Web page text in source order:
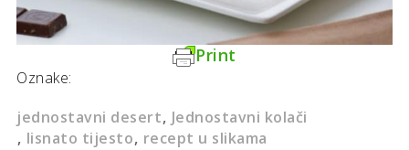
Print
Oznake:
jednostavni desert Jednostavni kolači
lisnato tijesto recept u slikama